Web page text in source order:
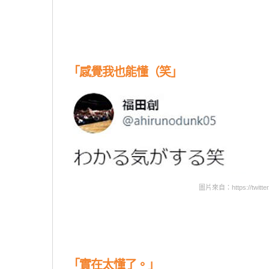
「感覺我也能懂（笑」
圖片來自：https://
「實在太懂了。」